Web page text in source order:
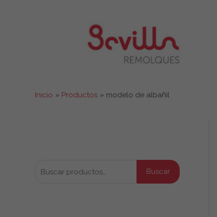
Inicio Productos modelo de albañil
Buscar